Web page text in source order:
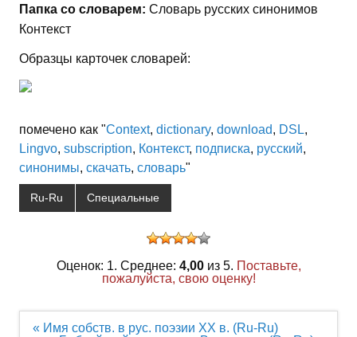
Папка со словарем: Словарь русских синонимов
Контекст
Образцы карточек словарей:
помечено как "Context, dictionary, download, DSL,
Lingvo, subscription, Контекст, подписка, русский,
синонимы, скачать, словарь"
Ru-Ru Специальные
Оценок: 1. Среднее: 4,00из 5. Поставьте,
пожалуйста, свою оценку!
Навигация
« Имя собств. в рус. поэзии XX в. (Ru-Ru)